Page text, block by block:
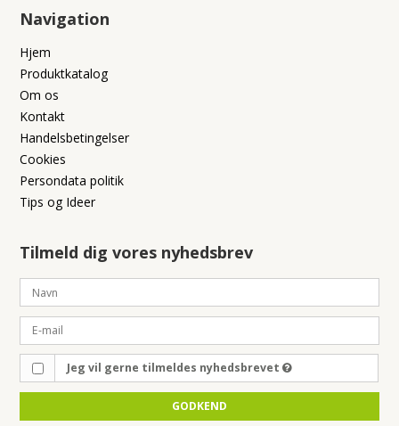
Navigation
Hjem
Produktkatalog
Om os
Kontakt
Handelsbetingelser
Cookies
Persondata politik
Tips og Ideer
Tilmeld dig vores nyhedsbrev
Jeg vil gerne tilmeldes nyhedsbrevet
GODKEND